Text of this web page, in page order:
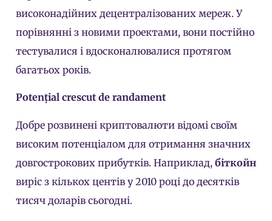
високонадійних децентралізованих мереж. У
порівнянні з новими проектами, вони постійно
тестувалися і вдосконалювалися протягом
багатьох років.
Potențial crescut de randament
Добре розвинені криптовалюти відомі своїм
високим потенціалом для отримання значних
довгострокових прибутків. Наприклад, біткойн
виріс з кількох центів у 2010 році до десятків
тисяч доларів сьогодні.